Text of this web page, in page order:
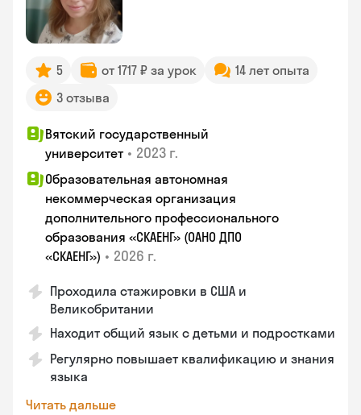
5 от 1717 ₽ за урок
14 лет опыта
3 отзыва
Вятский государственный
университет • 2023 г.
Образовательная автономная
некоммерческая организация
дополнительного профессионального
образования «СКАЕНГ» (ОАНО ДПО
«СКАЕНГ») • 2026 г.
Проходила стажировки в США и
Великобритании
Находит общий язык с детьми и подростками
Регулярно повышает квалификацию и знания
языка
Читать дальше